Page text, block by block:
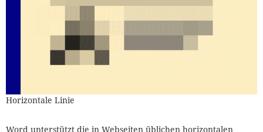
Horizontale Linie
Word unterstützt die in Webseiten üblichen horizontalen